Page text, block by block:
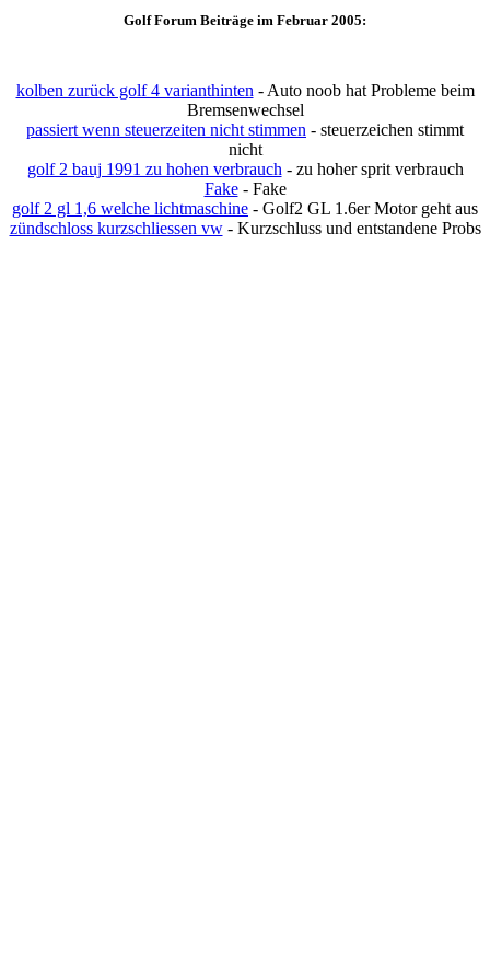
Golf Forum Beiträge im Februar 2005:
kolben zurück golf 4 varianthinten - Auto noob hat Probleme beim
Bremsenwechsel
passiert wenn steuerzeiten nicht stimmen - steuerzeichen stimmt
nicht
golf 2 bauj 1991 zu hohen verbrauch - zu hoher sprit verbrauch
Fake- Fake
golf 2 gl 1,6 welche lichtmaschine - Golf2 GL 1.6er Motor geht aus
zündschloss kurzschliessen vw- Kurzschluss und entstandene Probs